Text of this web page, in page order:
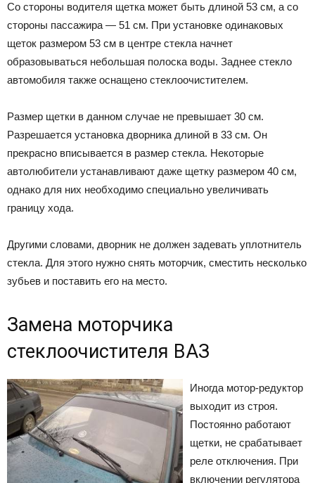
Со стороны водителя щетка может быть длиной 53 см, а со
стороны пассажира — 51 см. При установке одинаковых
щеток размером 53 см в центре стекла начнет
образовываться небольшая полоска воды. Заднее стекло
автомобиля также оснащено стеклоочистителем.
Размер щетки в данном случае не превышает 30 см.
Разрешается установка дворника длиной в 33 см. Он
прекрасно вписывается в размер стекла. Некоторые
автолюбители устанавливают даже щетку размером 40 см,
однако для них необходимо специально увеличивать
границу хода.
Другими словами, дворник не должен задевать уплотнитель
стекла. Для этого нужно снять моторчик, сместить несколько
зубьев и поставить его на место.
Замена моторчика
стеклоочистителя ВАЗ
Иногда мотор-редуктор
выходит из строя.
Постоянно работают
щетки, не срабатывает
реле отключения. При
включении регулятора